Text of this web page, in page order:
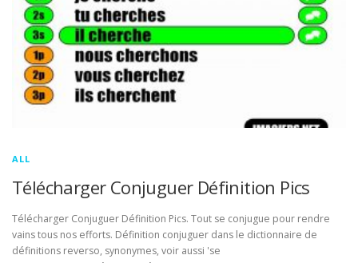
ALL
Télécharger Conjuguer Définition Pics
Télécharger Conjuguer Définition Pics. Tout se conjugue pour rendre
vains tous nos efforts. Définition conjuguer dans le dictionnaire de
définitions reverso, synonymes, voir aussi 'se